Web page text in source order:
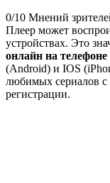
0/10 Мнений
Плеер может
устройствах. Это
онлайн на
(Android) и IOS
любимых сериалов с
регистрации.